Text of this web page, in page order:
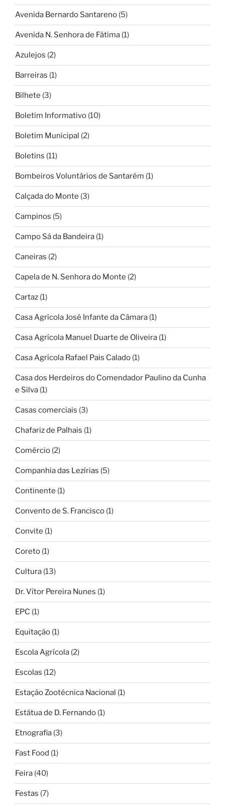
Avenida Bernardo Santareno (5)
Avenida N. Senhora de Fátima (1)
Azulejos (2)
Barreiras (1)
Bilhete (3)
Boletim Informativo (10)
Boletim Municipal (2)
Boletins (11)
Bombeiros Voluntários de Santarém (1)
Calçada do Monte (3)
Campinos (5)
Campo Sá da Bandeira (1)
Caneiras (2)
Capela de N. Senhora do Monte (2)
Cartaz (1)
Casa Agrícola José Infante da Câmara (1)
Casa Agrícola Manuel Duarte de Oliveira (1)
Casa Agrícola Rafael Pais Calado (1)
Casa dos Herdeiros do Comendador Paulino da Cunha
e Silva (1)
Casas comerciais (3)
Chafariz de Palhais (1)
Comércio (2)
Companhia das Lezírias (5)
Continente (1)
Convento de S. Francisco (1)
Convite (1)
Coreto (1)
Cultura (13)
Dr. Vítor Pereira Nunes (1)
EPC (1)
Equitação (1)
Escola Agrícola (2)
Escolas (12)
Estação Zootécnica Nacional (1)
Estátua de D. Fernando (1)
Etnografia (3)
Fast Food (1)
Feira (40)
Festas (7)